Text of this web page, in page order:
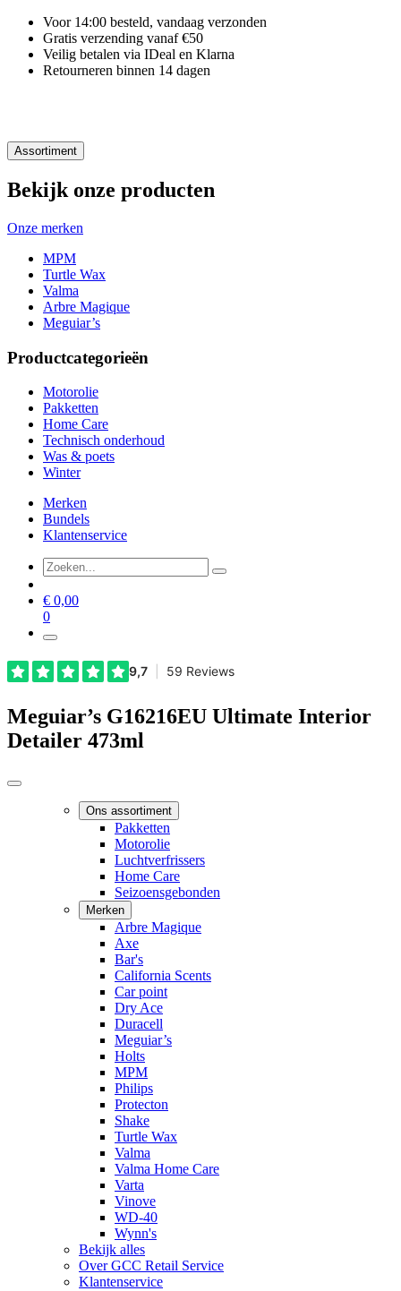
Voor 14:00 besteld, vandaag verzonden
Gratis verzending vanaf €50
Veilig betalen via IDeal en Klarna
Retourneren binnen 14 dagen
Assortiment
Bekijk onze producten
Onze merken
MPM
Turtle Wax
Valma
Arbre Magique
Meguiar’s
Productcategorieën
Motorolie
Pakketten
Home Care
Technisch onderhoud
Was & poets
Winter
Merken
Bundels
Klantenservice
€ 0,00
0
Meguiar’s G16216EU Ultimate Interior
Detailer 473ml
Ons assortiment
Pakketten
Motorolie
Luchtverfrissers
Home Care
Seizoensgebonden
Merken
Arbre Magique
Axe
Bar's
California Scents
Car point
Dry Ace
Duracell
Meguiar’s
Holts
MPM
Philips
Protecton
Shake
Turtle Wax
Valma
Valma Home Care
Varta
Vinove
WD-40
Wynn's
Bekijk alles
Over GCC Retail Service
Klantenservice